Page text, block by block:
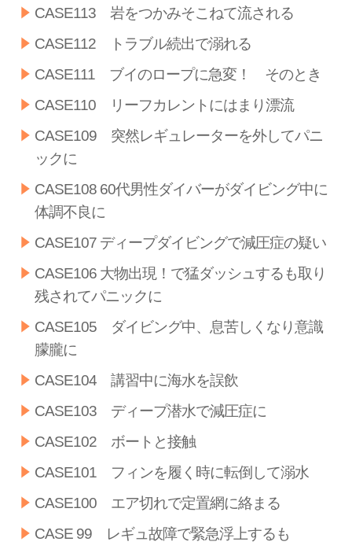
CASE113 岩をつかみそこねて流される
CASE112 トラブル続出で溺れる
CASE111 ブイのロープに急変！ そのとき
CASE110 リーフカレントにはまり漂流
CASE109 突然レギュレーターを外してパニ
ックに
CASE108 60代男性ダイバーがダイビング中に
体調不良に
CASE107 ディープダイビングで減圧症の疑い
CASE106 大物出現！で猛ダッシュするも取り
残されてパニックに
CASE105 ダイビング中、息苦しくなり意識
朦朧に
CASE104 講習中に海水を誤飲
CASE103 ディープ潜水で減圧症に
CASE102 ボートと接触
CASE101 フィンを履く時に転倒して溺水
CASE100 エア切れで定置網に絡まる
CASE 99 レギュ故障で緊急浮上するも